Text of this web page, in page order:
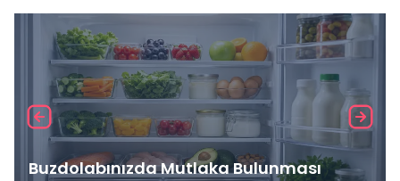
Buzdolabınızda Mutlaka Bulunması